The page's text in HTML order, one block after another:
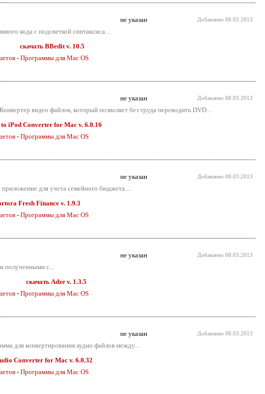
не указан Добавлено 08.03.2013
кода с подсветкой синтаксиса...
скачать BBedit v. 10.5
- Программы для Mac OS
не указан Добавлено 08.03.2013
видео файлов, который позволяет без труда переводить DVD...
iPod Converter for Mac v. 6.0.16
- Программы для Mac OS
не указан Добавлено 08.03.2013
для учета семейного бюджета....
Fresh Finance v. 1.9.3
- Программы для Mac OS
не указан Добавлено 08.03.2013
полученными с...
скачать Adze v. 1.3.5
- Программы для Mac OS
не указан Добавлено 08.03.2013
для конвертирования аудио файлов между...
Converter for Mac v. 6.0.32
- Программы для Mac OS